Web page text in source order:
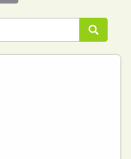
Link Пошук
Пошук